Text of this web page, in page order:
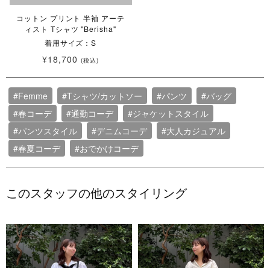
コットン プリント 半袖 アーテ
ィスト Tシャツ "Berisha"
着用サイズ：S
¥18,700 (税込)
#Femme #Tシャツ/カットソー #パンツ
#バッグ
#春コーデ
#通勤コーデ
#ジャケットスタイル
#パンツスタイル
#デニムコーデ
#大人カジュアル
#春夏コーデ
#おでかけコーデ
このスタッフの他のスタイリング